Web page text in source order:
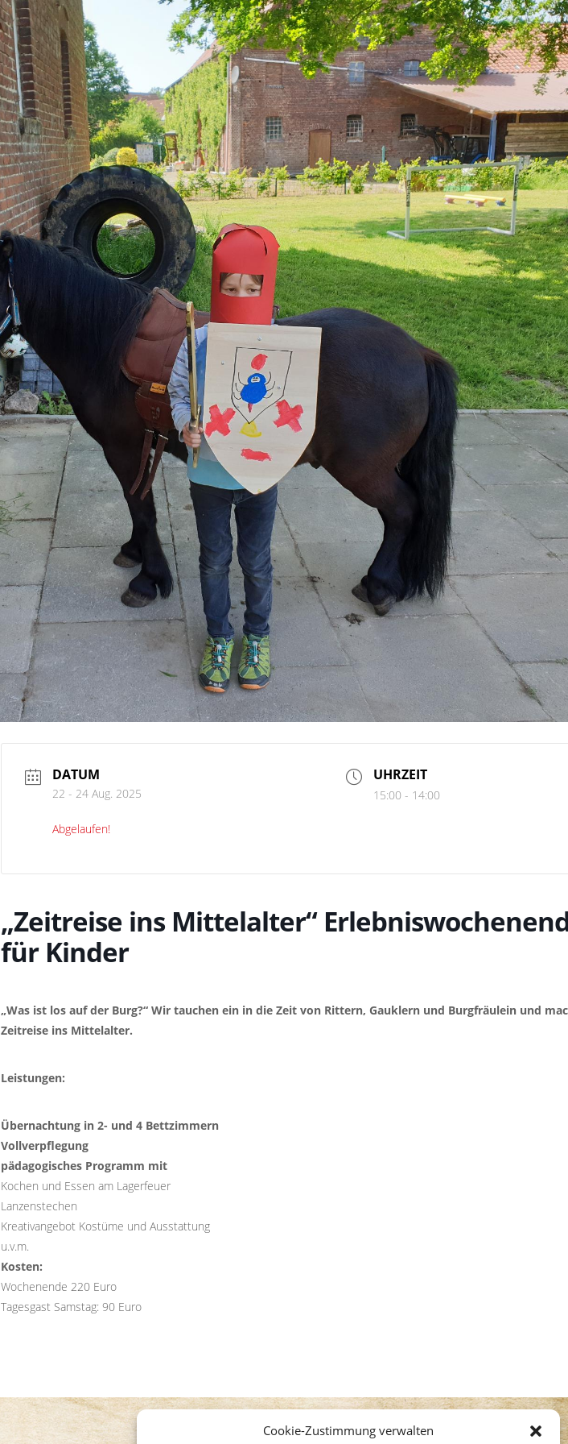
Cookie-Zustimmung verwalten
DATUM
22 - 24 Aug. 2025
Abgelaufen!
UHRZEIT
15:00 - 14:00
„Zeitreise ins Mittelalter“
für Kinder
„Was ist los auf der Burg?“ Wir tauchen ein in die Zeit von Rittern, Gauklern und Burgfräulein und
Zeitreise ins Mittelalter.
Leistungen:
Übernachtung in 2- und 4 Bettzimmern
Vollverpflegung
pädagogisches Programm mit
Kochen und Essen am Lagerfeuer
Lanzenstechen
Kreativangebot Kostüme und Ausstattung
u.v.m.
Kosten:
Wochenende 220 Euro
Tagesgast Samstag: 90 Euro